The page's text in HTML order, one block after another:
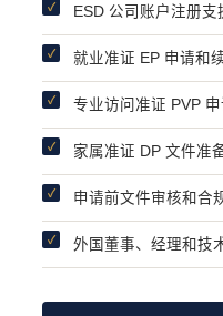
ESD 公司账户注册支
就业准证 EP 申请和
专业访问准证 PVP
家属准证 DP 文件准
申请前文件审核和合
外国董事、经理和技